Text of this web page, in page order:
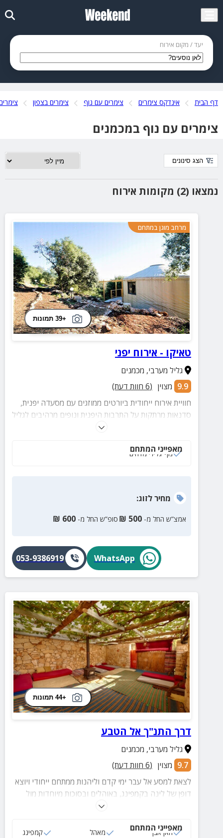
יעד / מקום אירוח
דף הבית אינדקס צימרים צימרים עם נוף צימרים בצפון
צימרים עם נוף במכמנים
נמצאו (2) מקומות אירוח
הצג סינונים
מרחב מוגן במתחם
+39 תמונות
טאיקו - אירוח יפני
גליל מערבי, מכמנים
9.9 מצוין (
6 חוות דעת)
חוויית אירוח ייחודית ביורטים ממוזגים עם מסעדה יפנית,
סדנאות מרתקות על התרבות היפנית ונופים מרהיבים לגליל
התחתון למפרץ חיפה, צוקי הארבל וימת הכנרת.
מאפייני המתחם
נוף גלילי מדהים
מחירלזוג:
אמצ”ש החל מ- 500
₪ סופ”ש החל מ- 600
₪
WhatsApp
053-9386919
+44 תמונות
דרך התנ"ך אל הטבע
גליל מערבי, מכמנים
9.7 מצוין (
6 חוות דעת)
לצאת למסע אל עבר ימי קדם וליהנות ממתחם ייחודי ויוצא
דופן של לינה בקמפינג, באוהלים ובסוכות מיוחדות מול
נופים עוצרי נשימה של הגליל.
מאפייני המתחם
חאן אבן מאהל קמפינג